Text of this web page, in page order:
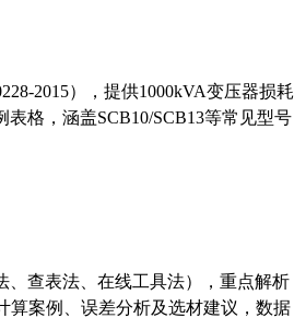
2015），提供1000kVA变压器损耗
格，涵盖SCB10/SCB13等常见型号
、查表法、在线工具法），重点解析
算案例、误差分析及选材建议，数据